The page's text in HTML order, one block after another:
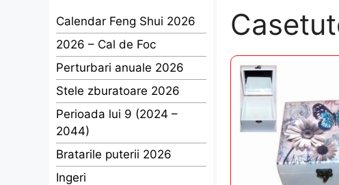
Calendar Feng Shui 2026
2026 – Cal de Foc
Perturbari anuale 2026
Stele zburatoare 2026
Perioada lui 9 (2024 –
2044)
Bratarile puterii 2026
Ingeri